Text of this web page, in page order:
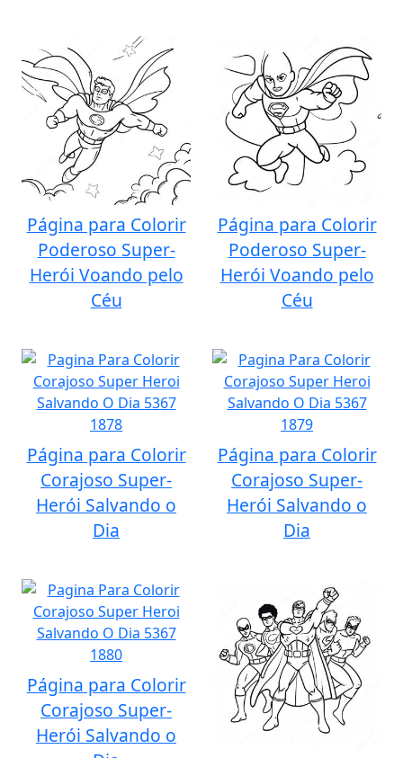
Página para Colorir
Poderoso Super-
Herói Voando pelo
Céu
Página para Colorir
Poderoso Super-
Herói Voando pelo
Céu
Página para Colorir
Corajoso Super-
Herói Salvando o
Dia
Página para Colorir
Corajoso Super-
Herói Salvando o
Dia
Página para Colorir
Corajoso Super-
Herói Salvando o